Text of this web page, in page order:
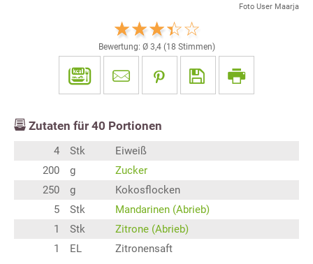
Foto User Maarja
Bewertung: Ø 3,4(18 Stimmen)
Zutaten für 40 Portionen
4 Stk
Eiweiß
200
g
Zucker
250
g
Kokosflocken
5
Stk
Mandarinen (Abrieb)
1
Stk
Zitrone (Abrieb)
1
EL Zitronensaft